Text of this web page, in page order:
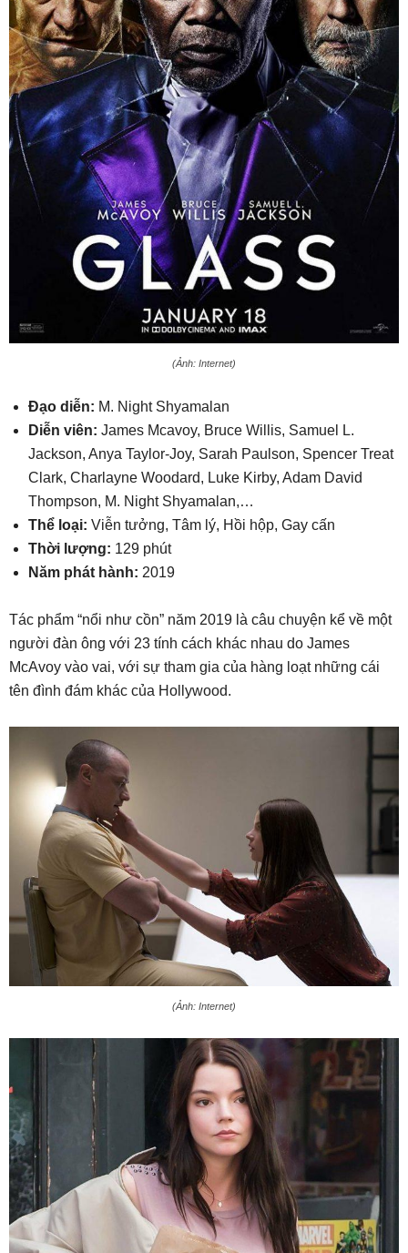
(Ảnh: Internet)
Đạo diễn: M. Night Shyamalan
Diễn viên: James Mcavoy, Bruce Willis, Samuel L.
Jackson, Anya Taylor-Joy, Sarah Paulson, Spencer Treat
Clark, Charlayne Woodard, Luke Kirby, Adam David
Thompson, M. Night Shyamalan,…
Thể loại: Viễn tưởng, Tâm lý, Hồi hộp, Gay cấn
Thời lượng: 129 phút
Năm phát hành: 2019
Tác phẩm “nổi như cồn” năm 2019 là câu chuyện kể về một
người đàn ông với 23 tính cách khác nhau do James
McAvoy vào vai, với sự tham gia của hàng loạt những cái
tên đình đám khác của Hollywood.
(Ảnh: Internet)